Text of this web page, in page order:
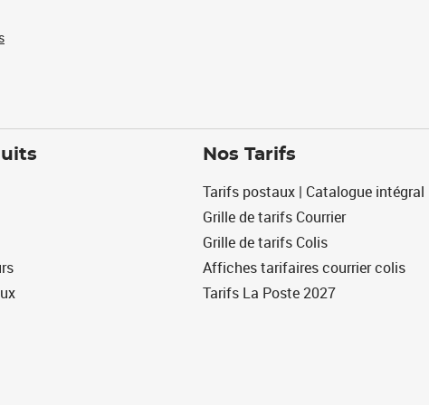
Nos Tarifs
Tarifs postaux | Catalogue intégral
Grille de tarifs Courrier
Grille de tarifs Colis
Affiches tarifaires courrier colis
Tarifs La Poste 2027